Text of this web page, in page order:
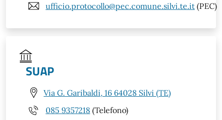
ufficio.protocollo@pec.comune.silvi.te.it (PEC)
SUAP
Via G. Garibaldi, 16 64028 Silvi (TE)
085 9357218 (Telefono)